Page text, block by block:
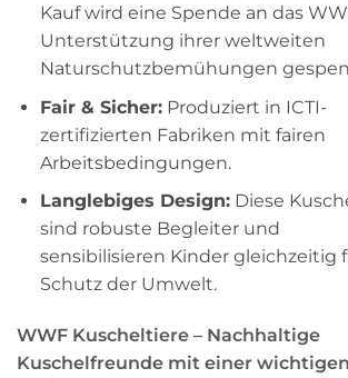
Kauf wird eine Spende an das
Unterstützung ihrer weltweiten
Naturschutzbemühungen
Fair & Sicher:Produziert in ICTI-
zertifizierten Fabriken mit fairen
Arbeitsbedingungen.
Langlebiges Design:Diese
sind robuste Begleiter und
sensibilisieren Kinder gleichzeitig
Schutz der Umwelt.
WWF Kuscheltiere – Nachhaltige
Kuschelfreunde mit einer wichtigen